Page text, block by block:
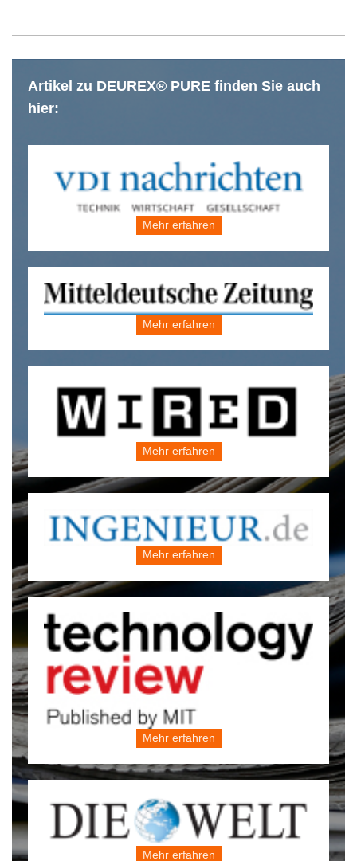
Artikel zu DEUREX® PURE finden Sie auch
hier:
Mehr erfahren
Mehr erfahren
Mehr erfahren
Mehr erfahren
Mehr erfahren
Mehr erfahren